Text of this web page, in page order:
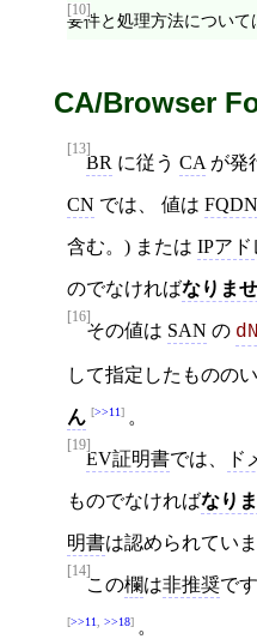
[10]
要件と処理方法について
CA/Browser
[13]
BR に従う CA が発
CN では、 値は FQDN
含む。) または IPアド
のでなければなりま
[16]
その値は SAN の
して指定したものの
ん >>11 。
[19]
EV証明書では、 ド
ものでなければなり
明書は認められてい
[14]
この欄は非推奨で
>>11 >>18 。